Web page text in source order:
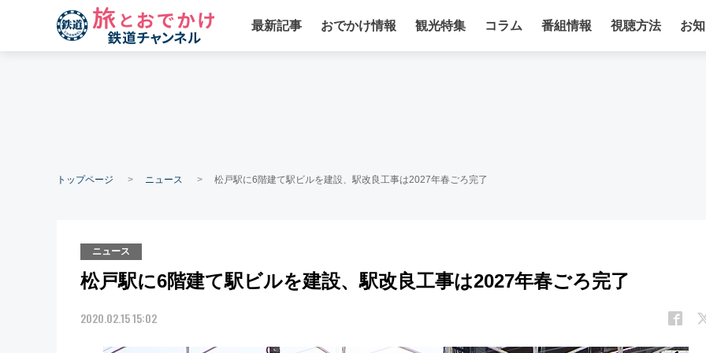
最新記事 おでかけ情報 観光特集 コラム 番組情報 視聴方法 お
トップページ ニュース 松戸駅に6階建て駅ビルを建設、駅改良工事は2027年春ごろ完了
ニュース
松戸駅に6階建て駅ビルを建設、駅改良工事は2027年春ごろ完了
2020.02.15 15:02